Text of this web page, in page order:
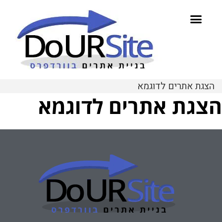
הצגת אתרים לדוגמא
הצגת אתרים לדוגמא